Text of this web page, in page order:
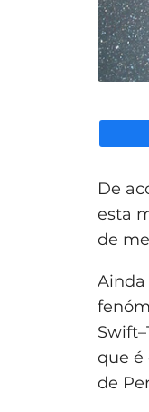
De
esta
de
Ainda
que é
de